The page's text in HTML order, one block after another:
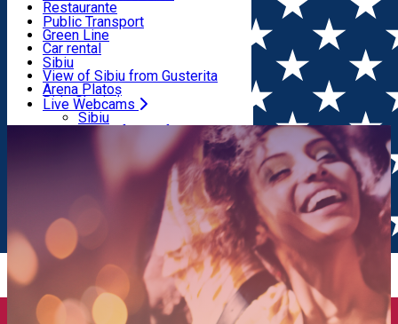
Live Webcams
Publicații locale
Beauty salons
Ice skating
Yoga
Camping
Renting rooms
Rooms for rent
Accommodation outside Sibiu
Restaurante
Pizza
Fast Food
Coffee
Sweets
Pub, Bar
Night clubs
Bakeries
Public Transport
Green Line
Car rental
Rent a bike
Scooter rentals
Taxi
Ride Sharing
Parking tickets
Parking places
Electric vehicle charging points
Sibiu
View of Sibiu from Gusterita
Arena Platoș
Live Webcams
Sibiu
View of Sibiu from Gusterita
Home Event Organizer Ecstatic Dance Sibiu